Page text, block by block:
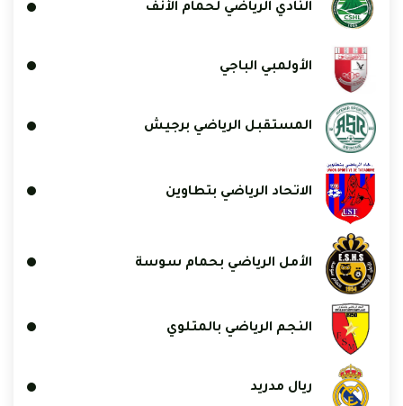
النادي الرياضي لحمام الأنف
الأولمبي الباجي
المستقبل الرياضي برجيش
الاتحاد الرياضي بتطاوين
الأمل الرياضي بحمام سوسة
النجم الرياضي بالمتلوي
ريال مدريد